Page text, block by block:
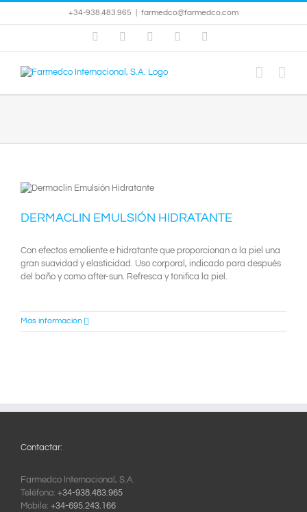
+34-938.483.965 farmedco@farmedco.com
InstagramFacebook YouTube
DERMACLIN EMULSIÓN HIDRATANTE
Con efectos emoliente e hidratante que proporcionan a la piel una
gran suavidad y elasticidad. Uso corporal, indicado para después
del baño y como after-sun. Refresca y tonifica la piel.
Más información
Contactar:
Farmedco Internacional, S.A.
Teléfono: +34-938.483.965
Mobile: +34-695.243.166